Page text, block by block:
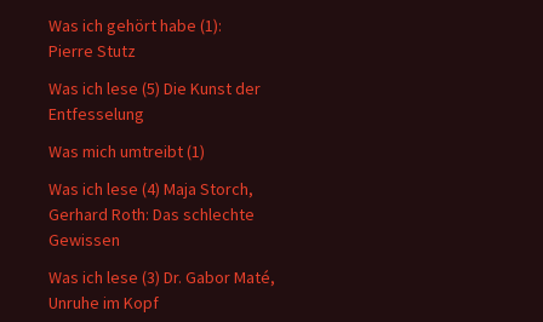
Was ich gehört habe (1):
Pierre Stutz
Was ich lese (5) Die Kunst der
Entfesselung
Was mich umtreibt (1)
Was ich lese (4) Maja Storch,
Gerhard Roth: Das schlechte
Gewissen
Was ich lese (3) Dr. Gabor Maté,
Unruhe im Kopf